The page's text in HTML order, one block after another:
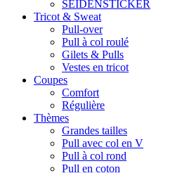
SEIDENSTICKER
Tricot & Sweat
Pull-over
Pull à col roulé
Gilets & Pulls
Vestes en tricot
Coupes
Comfort
Régulière
Thèmes
Grandes tailles
Pull avec col en V
Pull à col rond
Pull en coton